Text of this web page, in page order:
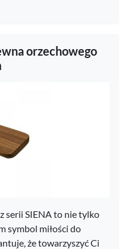
orzechowego
serii SIENA to nie tylko
symbol miłości do
że towarzyszyć Ci